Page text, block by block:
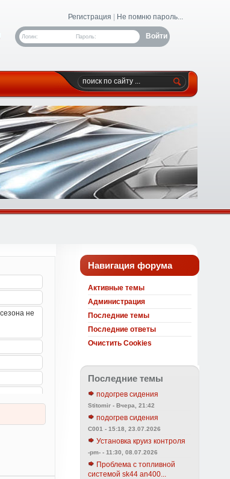
Регистрация Не помню пароль...
Логин: Пароль:
Навигация форума
Активные темы
Администрация
Последние темы
Последние ответы
Очистить Cookies
Последние темы
подогрев сидения
Stitomir - Вчера, 21:42
подогрев сидения
C001 - 15:18, 23.07.2026
Установка круиз контроля
-pm- - 11:30, 08.07.2026
Проблема с топливной
системой sk44 an400...